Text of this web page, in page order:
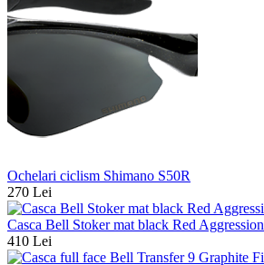
Ochelari ciclism Shimano S50R
270 Lei
Casca Bell Stoker mat black Red Aggression
410 Lei